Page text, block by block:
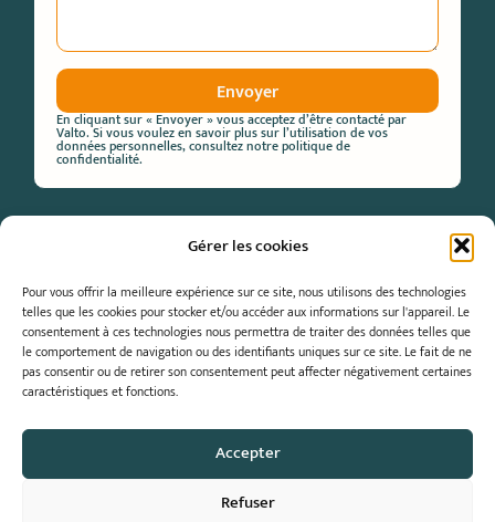
Gérer les cookies
Pour vous offrir la meilleure expérience sur ce site, nous utilisons des technologies
telles que les cookies pour stocker et/ou accéder aux informations sur l'appareil. Le
consentement à ces technologies nous permettra de traiter des données telles que
le comportement de navigation ou des identifiants uniques sur ce site. Le fait de ne
pas consentir ou de retirer son consentement peut affecter négativement certaines
caractéristiques et fonctions.
Accepter
Refuser
Envoyer
En cliquant sur « Envoyer » vous acceptez d’être contacté par
Valto. Si vous voulez en savoir plus sur l’utilisation de vos
données personnelles, consultez notrepolitique de
confidentialité.
VALTO
2, rue des Trois Tarn
05 63 54 83 40